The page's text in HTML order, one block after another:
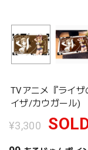
TVアニメ『ライ
イザ/カウガール)
¥3,300